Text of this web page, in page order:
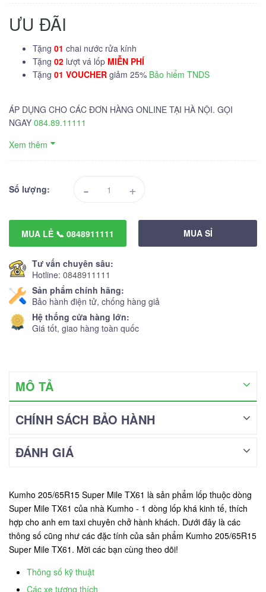
ƯU ĐÃI
Tặng 01 chai nước rửa kính
Tặng 02 lượt vá lốp MIỄN PHÍ
Tặng 01 VOUCHER giảm 25% Bảo hiểm TNDS
ÁP DỤNG CHO CÁC ĐƠN HÀNG ONLINE TẠI HÀ NỘI. GỌI
NGAY 084.89.11111
Xem thêm
Số lượng: - +
MUA LẺ 📞 0848911111 MUA SỈ
Tư vấn chuyên sâu:
Hotline: 0848911111
Sản phẩm chính hãng:
Bảo hành điện tử, chống hàng giả
Hệ thống cửa hàng lớn:
Giá tốt, giao hàng toàn quốc
MÔ TẢ
CHÍNH SÁCH BẢO HÀNH
ĐÁNH GIÁ
Kumho 205/65R15 Super Mile TX61 là sản phẩm lốp thuộc dòng
Super Mile TX61 của nhà Kumho - 1 dòng lốp khá kinh tế, thích
hợp cho anh em taxi chuyên chở hành khách. Dưới đây là các
thông số cũng như các đặc tính của sản phẩm Kumho 205/65R15
Super Mile TX61. Mời các bạn cùng theo dõi!
Thông số kỹ thuật
Các xe tương thích